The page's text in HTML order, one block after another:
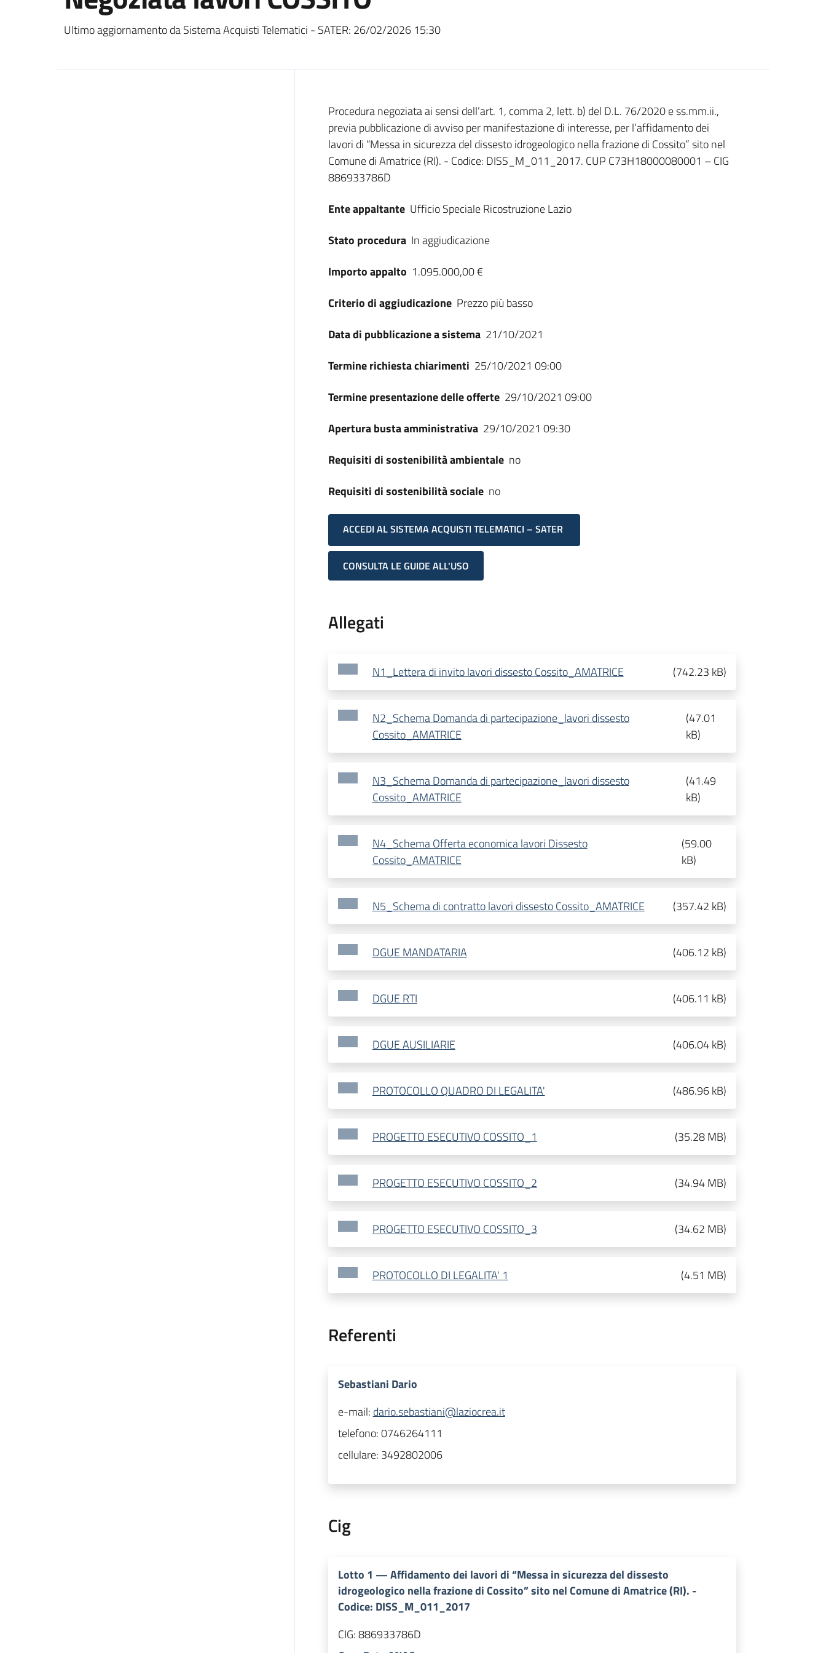
Ultimo aggiornamento da Sistema Acquisti Telematici - SATER: 26/02/2026 15:30
Dati del bando
Procedura negoziata ai sensi dell’art. 1, comma 2, lett. b) del D.L. 76/2020 e ss.mm.ii.,
previa pubblicazione di avviso per manifestazione di interesse, per l’affidamento dei
lavori di “Messa in sicurezza del dissesto idrogeologico nella frazione di Cossito” sito nel
Comune di Amatrice (RI). - Codice: DISS_M_011_2017. CUP C73H18000080001 – CIG
886933786D
Ente appaltante Ufficio Speciale Ricostruzione Lazio
Stato procedura In aggiudicazione
Importo appalto 1.095.000,00 €
Criterio di aggiudicazione Prezzo più basso
Data di pubblicazione a sistema 21/10/2021
Termine richiesta chiarimenti 25/10/2021 09:00
Termine presentazione delle offerte 29/10/2021 09:00
Apertura busta amministrativa 29/10/2021 09:30
Requisiti di sostenibilità ambientale no
Requisiti di sostenibilità sociale no
ACCEDI AL SISTEMA ACQUISTI TELEMATICI – SATER
CONSULTA LE GUIDE ALL'USO
Allegati
N1_Lettera di invito lavori dissesto Cossito_AMATRICE (742.23 kB)
N2_Schema Domanda di partecipazione_lavori dissesto
Cossito_AMATRICE
(47.01
kB)
N3_Schema Domanda di partecipazione_lavori dissesto
Cossito_AMATRICE
(41.49
kB)
N4_Schema Offerta economica lavori Dissesto
Cossito_AMATRICE
(59.00
kB)
N5_Schema di contratto lavori dissesto Cossito_AMATRICE (357.42 kB)
DGUE MANDATARIA (406.12 kB)
DGUE RTI (406.11 kB)
DGUE AUSILIARIE (406.04 kB)
PROTOCOLLO QUADRO DI LEGALITA' (486.96 kB)
PROGETTO ESECUTIVO COSSITO_1 (35.28 MB)
PROGETTO ESECUTIVO COSSITO_2 (34.94 MB)
PROGETTO ESECUTIVO COSSITO_3 (34.62 MB)
PROTOCOLLO DI LEGALITA' 1 (4.51 MB)
Referenti
Sebastiani Dario
e-mail: dario.sebastiani@laziocrea.it
telefono:0746264111
cellulare: 3492802006
Cig
Lotto 1 —Affidamento dei lavori di “Messa in sicurezza del dissesto
idrogeologico nella frazione di Cossito” sito nel Comune di Amatrice (RI). -
Codice: DISS_M_011_2017
CIG:886933786D